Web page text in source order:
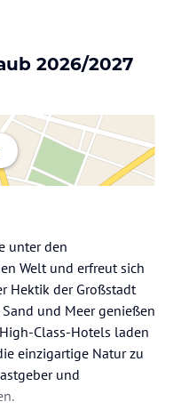
2026/2027
unter den
Welt und erfreut sich
Hektik der Großstadt
und Meer genießen
Class-Hotels laden
einzigartige Natur zu
und